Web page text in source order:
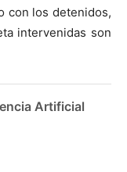
con los detenidos,
intervenidas son
Artificial